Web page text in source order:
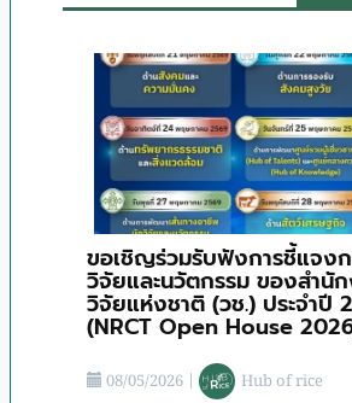
ขอเชิญร่วมรับฟังการชี้แจง
วิจัยและนวัตกรรม ของสำนั
วิจัยแห่งชาติ (วช.) ประจําปี
(NRCT Open House
08/05/2026 Hub of rice